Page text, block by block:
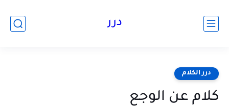
درر
درر الكلام
كلام عن الوجع